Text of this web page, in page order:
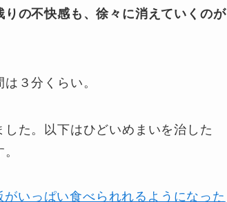
りの不快感も、徐々に消えていくのが
３分くらい。
た。以下はひどいめまいを治した
いっぱい食べられれるようになった